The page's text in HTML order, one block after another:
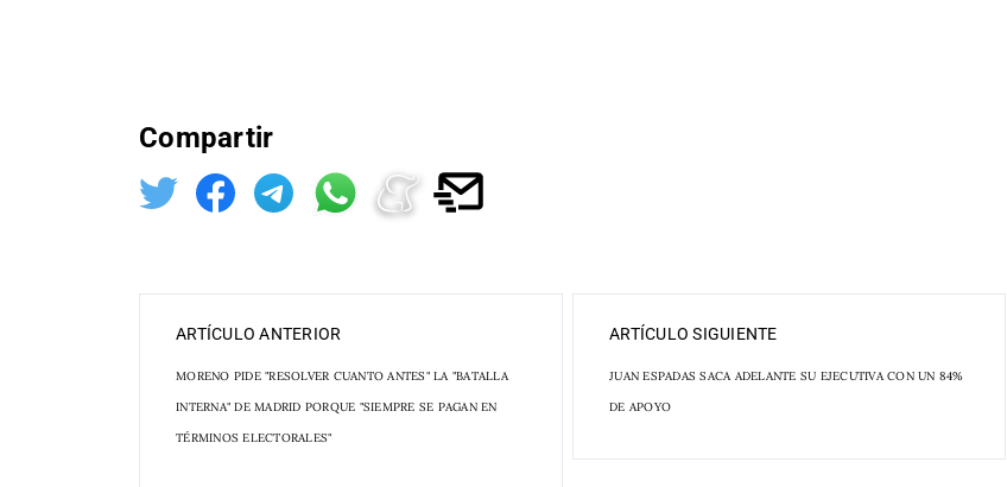
Compartir
ARTÍCULO ANTERIOR
MORENO PIDE "RESOLVER CUANTO ANTES" LA "BATALLA
INTERNA" DE MADRID PORQUE "SIEMPRE SE PAGAN EN
TÉRMINOS ELECTORALES"
ARTÍCULO SIGUIENTE
JUAN ESPADAS SACA ADELANTE SU EJECUTIVA CON UN 84%
DE APOYO